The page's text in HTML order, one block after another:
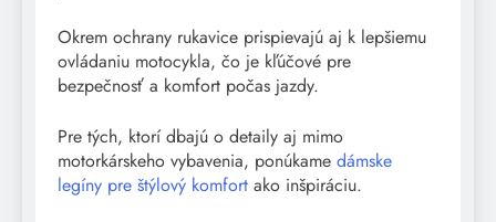
Okrem ochrany rukavice prispievajú aj k lepšiemu
ovládaniu motocykla, čo je kľúčové pre
bezpečnosť a komfort počas jazdy.
Pre tých, ktorí dbajú o detaily aj mimo
motorkárskeho vybavenia, ponúkame dámske
legíny pre štýlový komfort ako inšpiráciu.